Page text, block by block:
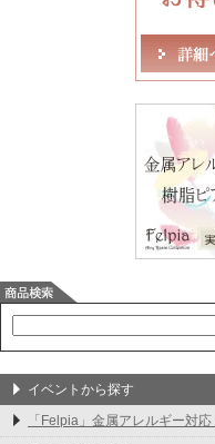
イベントから探す
「Felpia」金属アレルギー対